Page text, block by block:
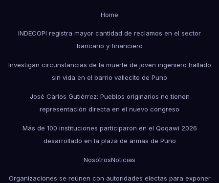
Home
INDECOPI registra mayor cantidad de reclamos en el sector
bancario y financiero
Investigan circunstancias de la muerte de joven ingeniero hallado
sin vida en el barrio vallecito de Puno
José Carlos Gutiérrez: Pueblos originarios no tienen
representación directa en el nuevo congreso
Más de 100 instituciones participaron en el Qoqawi 2026
desarrollado en la plaza de armas de Puno
NosotrosNoticias
Organizaciones se reúnen con autoridades electas para exponer